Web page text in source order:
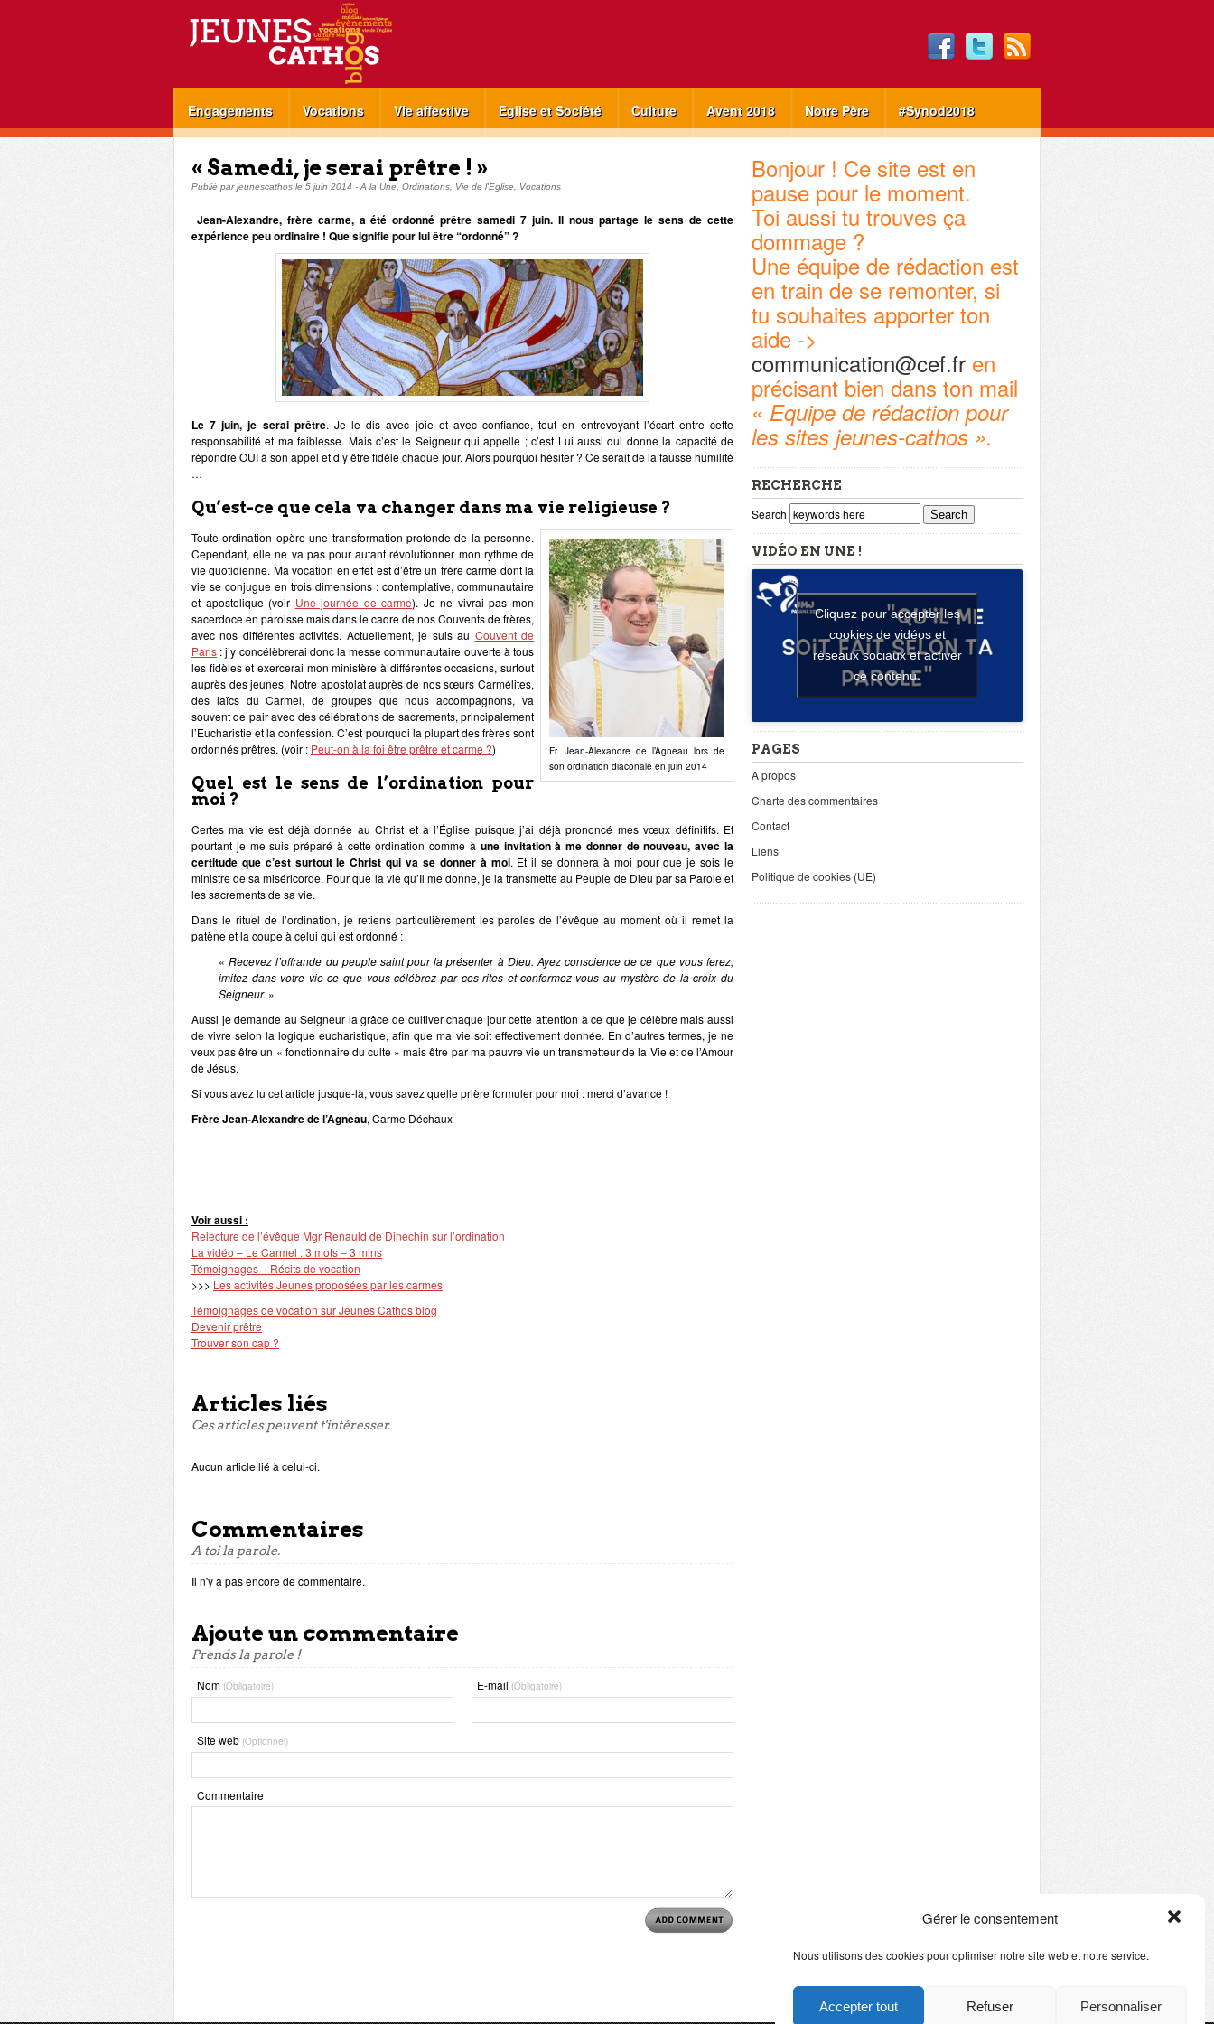
Gérer le consentement
Nous utilisons des cookies pour optimiser notre site web et notre service.
Accepter tout Refuser Personnaliser
Engagements Vocations Vie affective Eglise et Société Culture Avent 2018 Notre Père #Synod2018
« Samedi, je serai prêtre ! »
Publié parjeunescathos le 5 juin 2014 - A la Une Ordinations Vie de l'Eglise Vocations
Jean-Alexandre, frère carme, a été ordonné prêtre samedi 7 juin. Il nous partage le sens de cette
expérience peu ordinaire ! Que signifie pour lui être “ordonné” ?
Le 7 juin, je serai prêtre. Je le dis avec joie et avec confiance, tout en entrevoyant l’écart entre cette
responsabilité et ma faiblesse. Mais c’est le Seigneur qui appelle ; c’est Lui aussi qui donne la capacité de
répondre OUI à son appel et d’y être fidèle chaque jour. Alors pourquoi hésiter ? Ce serait de la fausse humilité
…
Qu’est-ce que cela va changer dans ma vie religieuse ?
Fr. Jean-Alexandre de l’Agneau lors de
son ordination diaconale en juin 2014
Toute ordination opère une transformation profonde de la personne.
Cependant, elle ne va pas pour autant révolutionner mon rythme de
vie quotidienne. Ma vocation en effet est d’être un frère carme dont la
vie se conjugue en trois dimensions : contemplative, communautaire
et apostolique (voir Une journée de carme). Je ne vivrai pas mon
sacerdoce en paroisse mais dans le cadre de nos Couvents de frères,
avec nos différentes activités. Actuellement, je suis au Couvent de
Paris : j’y concélèbrerai donc la messe communautaire ouverte à tous
les fidèles et exercerai mon ministère à différentes occasions, surtout
auprès des jeunes. Notre apostolat auprès de nos sœurs Carmélites,
des laïcs du Carmel, de groupes que nous accompagnons, va
souvent de pair avec des célébrations de sacrements, principalement
l’Eucharistie et la confession. C’est pourquoi la plupart des frères sont
ordonnés prêtres. (voir : Peut-on à la foi être prêtre et carme ?)
Quel est le sens de l’ordination pour
moi ?
Certes ma vie est déjà donnée au Christ et à l’Église puisque j’ai déjà prononcé mes vœux définitifs. Et
pourtant je me suis préparé à cette ordination comme à une invitation à me donner de nouveau, avec la
certitude que c’est surtout le Christ qui va se donner à moi. Et il se donnera à moi pour que je sois le
ministre de sa miséricorde. Pour que la vie qu’Il me donne, je la transmette au Peuple de Dieu par sa Parole et
les sacrements de sa vie.
Dans le rituel de l’ordination, je retiens particulièrement les paroles de l’évêque au moment où il remet la
patène et la coupe à celui qui est ordonné :
«Recevez l’offrande du peuple saint pour la présenter à Dieu. Ayez conscience de ce que vous ferez,
imitez dans votre vie ce que vous célébrez par ces rites et conformez-vous au mystère de la croix du
Seigneur. »
Aussi je demande au Seigneur la grâce de cultiver chaque jour cette attention à ce que je célèbre mais aussi
de vivre selon la logique eucharistique, afin que ma vie soit effectivement donnée. En d’autres termes, je ne
veux pas être un « fonctionnaire du culte » mais être par ma pauvre vie un transmetteur de la Vie et de l’Amour
de Jésus.
Si vous avez lu cet article jusque-là, vous savez quelle prière formuler pour moi : merci d’avance !
Frère Jean-Alexandre de l’Agneau, Carme Déchaux
Voir aussi :
Relecture de l’évêque Mgr Renauld de Dinechin sur l’ordination
La vidéo – Le Carmel : 3 mots – 3 mins
Témoignages – Récits de vocation
>>> Les activités Jeunes proposées par les carmes
Témoignages de vocation sur Jeunes Cathos blog
Devenir prêtre
Trouver son cap ?
Articles liés
Ces articles peuvent t'intéresser.
Aucun article lié à celui-ci.
Commentaires
A toi la parole.
Il n'y a pas encore de commentaire.
Ajoute un commentaire
Prends la parole !
Nom (Obligatoire) E-mail (Obligatoire)
Site web (Optionnel)
Commentaire
Bonjour ! Ce site est en
pause pour le moment.
Toi aussi tu trouves ça
dommage ?
Une équipe de rédaction est
en train de se remonter, si
tu souhaites apporter ton
aide ->
communication@cef.fr en
précisant bien dans ton mail
« Equipe de rédaction pour
les sites jeunes-cathos ».
RECHERCHE
Search Search
VIDÉO EN UNE !
Cliquez pour accepter les
cookies de vidéos et
réseaux sociaux et activer
ce contenu.
PAGES
A propos
Charte des commentaires
Contact
Liens
Politique de cookies (UE)